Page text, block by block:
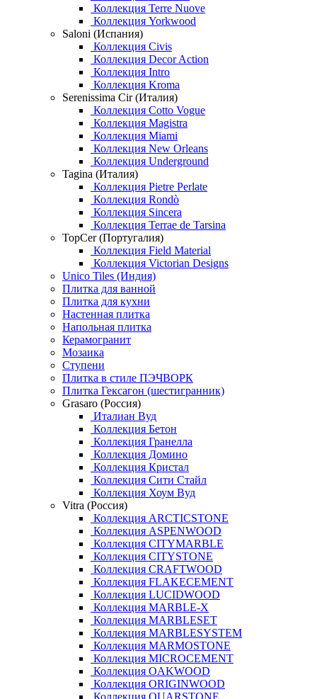
Коллекция Terre Nuove
Коллекция Yorkwood
Saloni (Испания)
Коллекция Civis
Коллекция Decor Action
Коллекция Intro
Коллекция Kroma
Serenissima Cir (Италия)
Коллекция Cotto Vogue
Коллекция Magistra
Коллекция Miami
Коллекция New Orleans
Коллекция Underground
Tagina (Италия)
Коллекция Pietre Perlate
Коллекция Rondò
Коллекция Sincera
Коллекция Terrae de Tarsina
TopCer (Португалия)
Коллекция Field Material
Коллекция Victorian Designs
Unico Tiles (Индия)
Плитка для ванной
Плитка для кухни
Настенная плитка
Напольная плитка
Керамогранит
Мозаика
Ступени
Плитка в стиле ПЭЧВОРК
Плитка Гексагон (шестигранник)
Grasaro (Россия)
Италиан Вуд
Коллекция Бетон
Коллекция Гранелла
Коллекция Домино
Коллекция Кристал
Коллекция Сити Стайл
Коллекция Хоум Вуд
Vitra (Россия)
Коллекция ARCTICSTONE
Коллекция ASPENWOOD
Коллекция CITYMARBLE
Коллекция CITYSTONE
Коллекция CRAFTWOOD
Коллекция FLAKECEMENT
Коллекция LUCIDWOOD
Коллекция MARBLE-X
Коллекция MARBLESET
Коллекция MARBLESYSTEM
Коллекция MARMOSTONE
Коллекция MICROCEMENT
Коллекция OAKWOOD
Коллекция ORIGINWOOD
Коллекция QUARSTONE